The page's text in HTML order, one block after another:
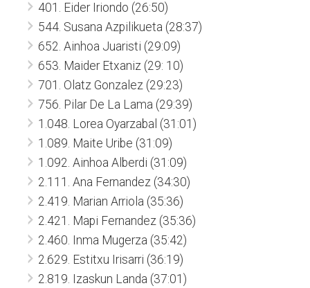
401. Eider Iriondo (26:50)
544. Susana Azpilikueta (28:37)
652. Ainhoa Juaristi (29:09)
653. Maider Etxaniz (29: 10)
701. Olatz Gonzalez (29:23)
756. Pilar De La Lama (29:39)
1.048. Lorea Oyarzabal (31:01)
1.089. Maite Uribe (31:09)
1.092. Ainhoa Alberdi (31:09)
2.111. Ana Fernandez (34:30)
2.419. Marian Arriola (35:36)
2.421. Mapi Fernandez (35:36)
2.460. Inma Mugerza (35:42)
2.629. Estitxu Irisarri (36:19)
2.819. Izaskun Landa (37:01)